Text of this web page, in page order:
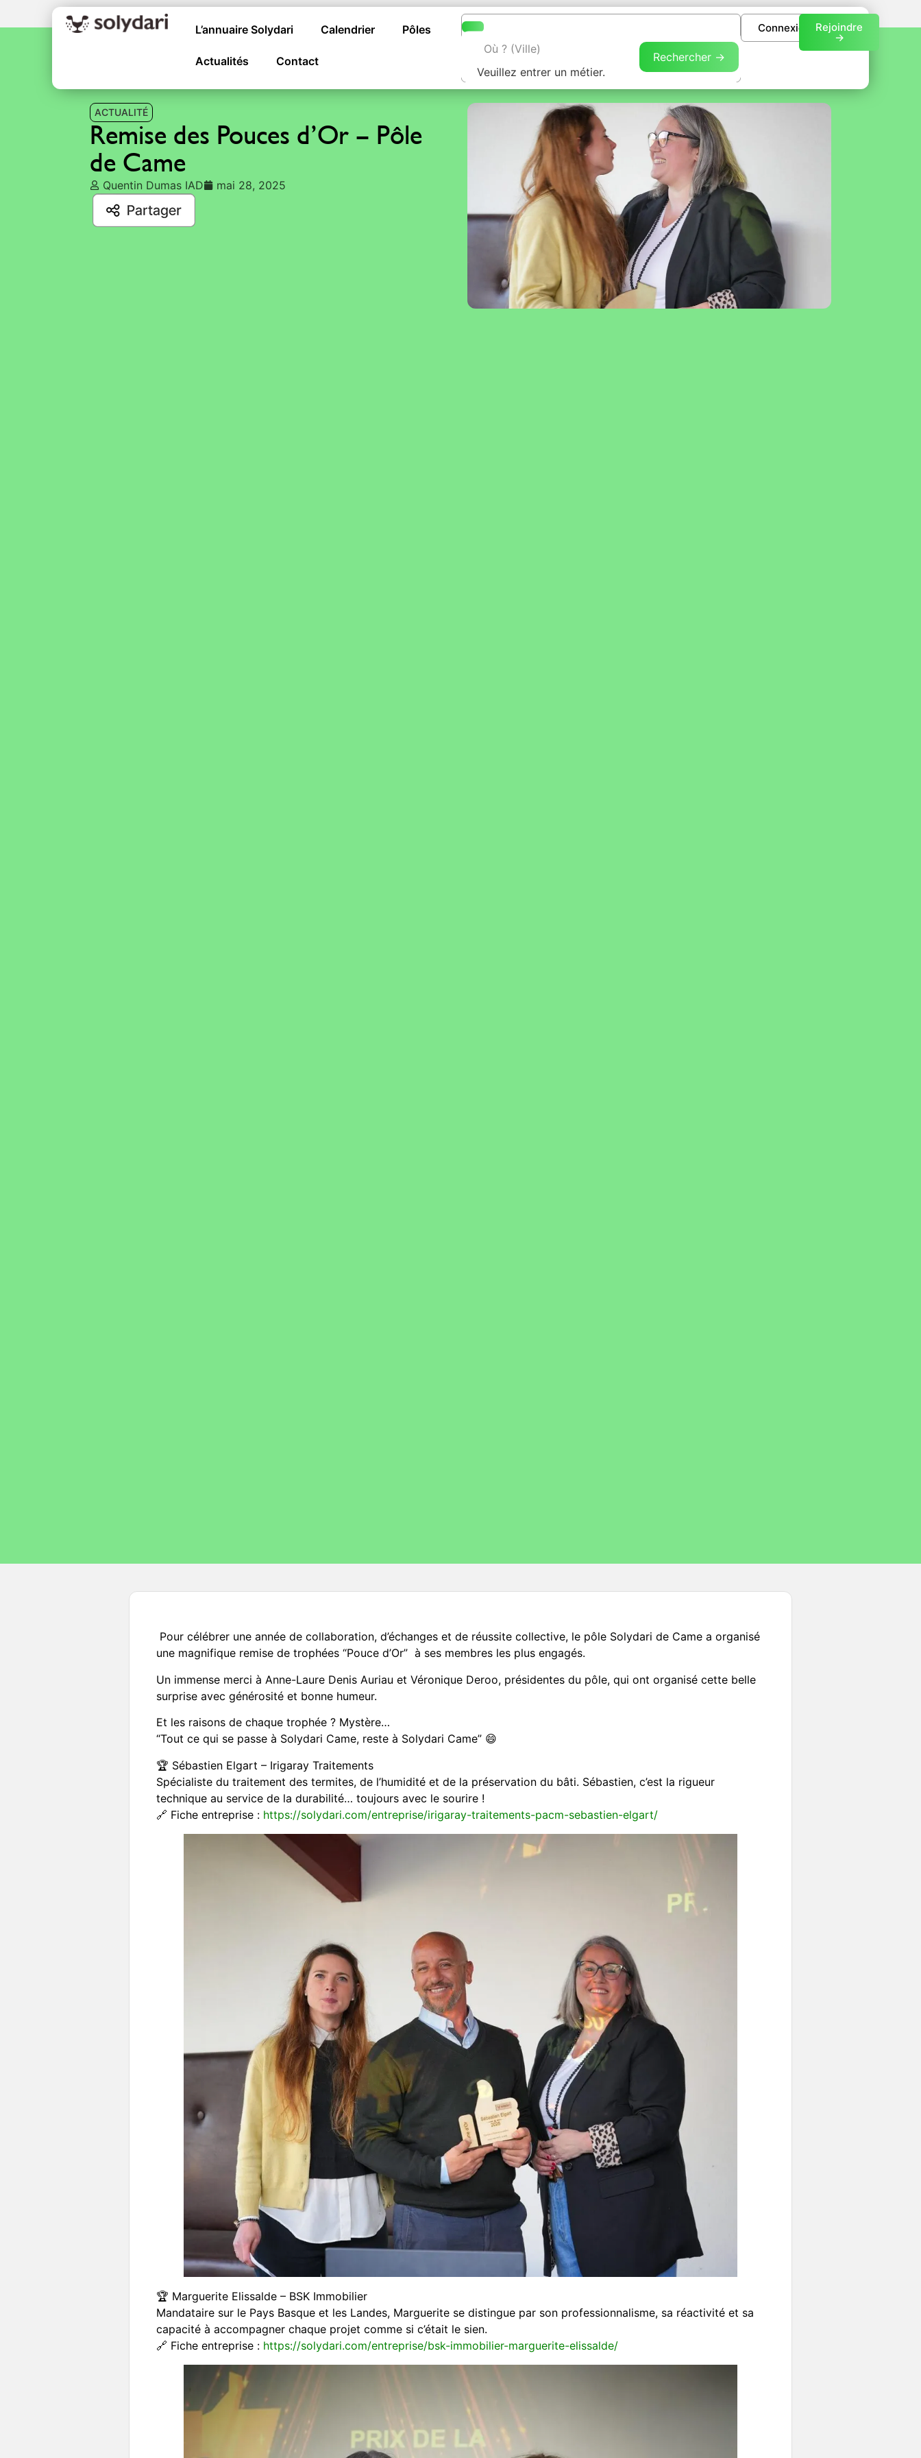
L’annuaire Solydari Calendrier Pôles
Actualités
Contact
Veuillez entrer un métier.
Rechercher →
Connexion Rejoindre
->
ACTUALITÉ
Remise des Pouces d’Or – Pôle
de Came
Quentin Dumas IAD mai 28, 2025
Pour célébrer une année de collaboration, d’échanges et de réussite collective, le pôle Solydari de Came a organisé
une magnifique remise de trophées “Pouce d’Or” à ses membres les plus engagés.
Un immense merci à Anne-Laure Denis Auriau et Véronique Deroo, présidentes du pôle, qui ont organisé cette belle
surprise avec générosité et bonne humeur.
Et les raisons de chaque trophée ? Mystère…
“Tout ce qui se passe à Solydari Came, reste à Solydari Came” 😄
🏆 Sébastien Elgart – Irigaray Traitements
Spécialiste du traitement des termites, de l’humidité et de la préservation du bâti. Sébastien, c’est la rigueur
technique au service de la durabilité… toujours avec le sourire !
🔗 Fiche entreprise : https://solydari.com/entreprise/irigaray-traitements-pacm-sebastien-elgart/
🏆 Marguerite Elissalde – BSK Immobilier
Mandataire sur le Pays Basque et les Landes, Marguerite se distingue par son professionnalisme, sa réactivité et sa
capacité à accompagner chaque projet comme si c’était le sien.
🔗 Fiche entreprise : https://solydari.com/entreprise/bsk-immobilier-marguerite-elissalde/